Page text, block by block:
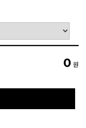
0 원